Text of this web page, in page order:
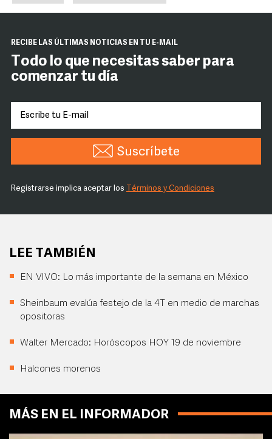
RECIBE LAS ÚLTIMAS NOTICIAS EN TU E-MAIL
Todo lo que necesitas saber para
comenzar tu día
Suscríbete
Registrarse implica aceptar los Términos y Condiciones
LEE TAMBIÉN
EN VIVO: Lo más importante de la semana en México
Sheinbaum evalúa festejo de la 4T en medio de marchas
opositoras
Walter Mercado: Horóscopos HOY 19 de noviembre
Halcones morenos
MÁS EN EL INFORMADOR